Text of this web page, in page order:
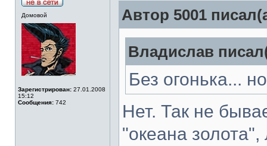
Домовой
Зарегистрирован: 27.01.2008
15:12
Сообщения: 742
Автор 5001
Владислав
Без огонька...
Нет. Так не
"океана